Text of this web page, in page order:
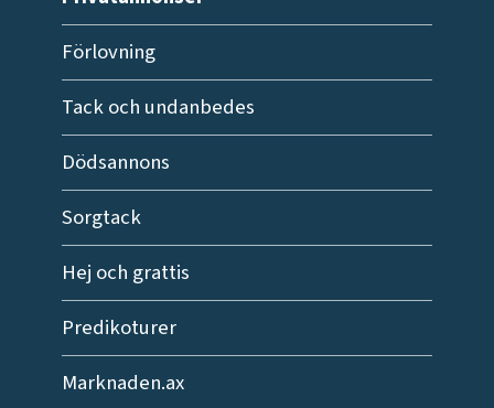
Förlovning
Tack och undanbedes
Dödsannons
Sorgtack
Hej och grattis
Predikoturer
Marknaden.ax